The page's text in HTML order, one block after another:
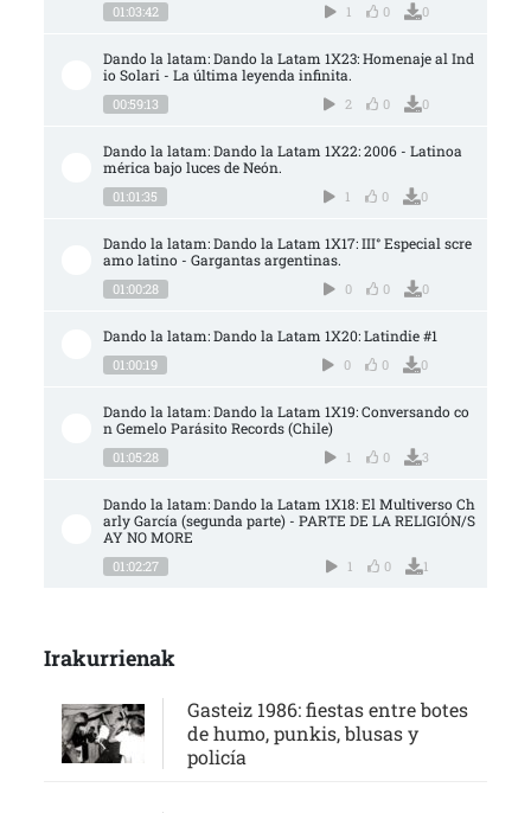
01:03:42 1 0 0
Dando la latam: Dando la Latam 1X23: Homenaje al Ind
io Solari - La última leyenda infinita.
00:59:13 2 0 0
Dando la latam: Dando la Latam 1X22: 2006 - Latinoa
mérica bajo luces de Neón.
01:01:35 1 0 0
Dando la latam: Dando la Latam 1X17: III° Especial scre
amo latino - Gargantas argentinas.
01:00:28 0 0 0
Dando la latam: Dando la Latam 1X20: Latindie #1
01:00:19 0 0 0
Dando la latam: Dando la Latam 1X19: Conversando co
n Gemelo Parásito Records (Chile)
01:05:28 1 0 3
Dando la latam: Dando la Latam 1X18: El Multiverso Ch
arly García (segunda parte) - PARTE DE LA RELIGIÓN/S
AY NO MORE
01:02:27 1 0 1
Irakurrienak
Gasteiz 1986: fiestas entre botes
de humo, punkis, blusas y
policía